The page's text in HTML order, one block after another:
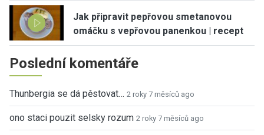
Jak připravit pepřovou smetanovou
omáčku s vepřovou panenkou | recept
Poslední komentáře
Thunbergia se dá pěstovat… 2 roky 7 měsíců ago
ono staci pouzit selsky rozum 2 roky 7 měsíců ago